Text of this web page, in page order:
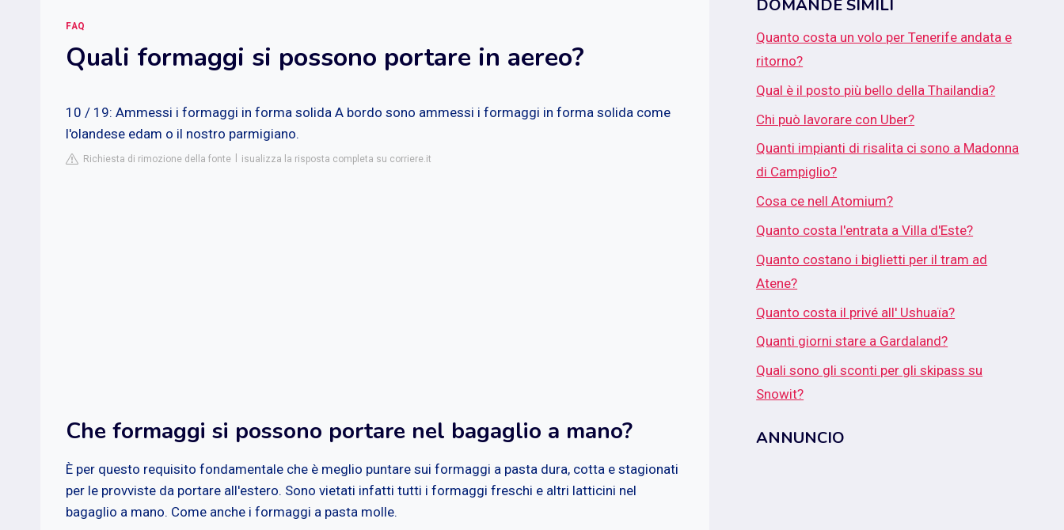
FAQ
Quali formaggi si possono portare in aereo?
10 / 19: Ammessi i formaggi in forma solida A bordo sono ammessi i formaggi in forma solida come
l'olandese edam o il nostro parmigiano.
Richiesta di rimozione della fonte isualizza la risposta completa su corriere.it
Che formaggi si possono portare nel bagaglio a mano?
È per questo requisito fondamentale che è meglio puntare sui formaggi a pasta dura, cotta e stagionati
per le provviste da portare all'estero. Sono vietati infatti tutti i formaggi freschi e altri latticini nel
bagaglio a mano. Come anche i formaggi a pasta molle.
DOMANDE SIMILI
Quanto costa un volo per Tenerife andata e
ritorno?
Qual è il posto più bello della Thailandia?
Chi può lavorare con Uber?
Quanti impianti di risalita ci sono a Madonna
di Campiglio?
Cosa ce nell Atomium?
Quanto costa l'entrata a Villa d'Este?
Quanto costano i biglietti per il tram ad
Atene?
Quanto costa il privé all' Ushuaïa?
Quanti giorni stare a Gardaland?
Quali sono gli sconti per gli skipass su
Snowit?
ANNUNCIO